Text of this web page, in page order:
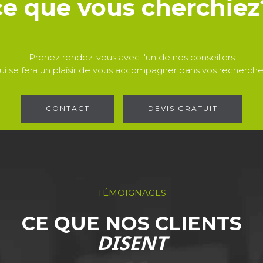
que vous
Prenez rendez-vous avec l'un de nos conseillers
se fera un plaisir de vous accompagner dans vos
CONTACT DEVIS GRATUIT
TÉMOIGNAGES
CE QUE NOS CLIENTS
DISENT